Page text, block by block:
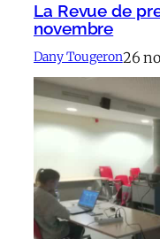
La Revue de
novembre
Dany Tougeron26